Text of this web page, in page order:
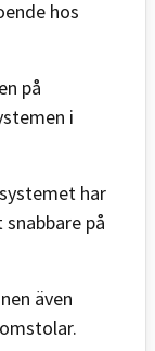
hos
på
i
har
på
även